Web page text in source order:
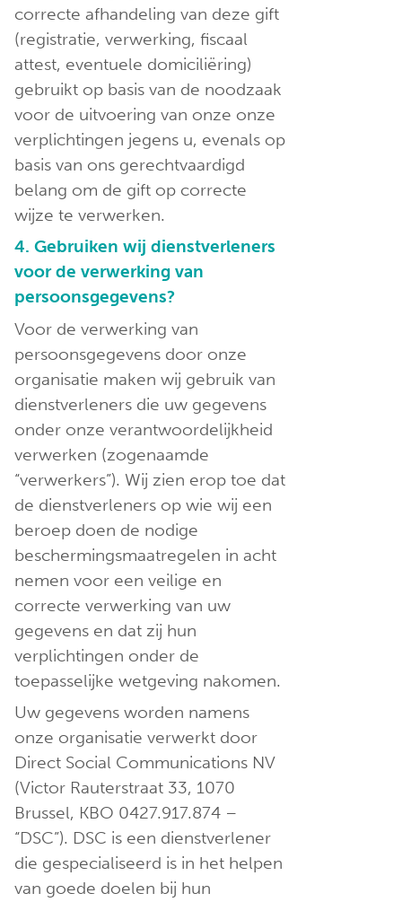
correcte afhandeling van deze gift
(registratie, verwerking, fiscaal
attest, eventuele domiciliëring)
gebruikt op basis van de noodzaak
voor de uitvoering van onze onze
verplichtingen jegens u, evenals op
basis van ons gerechtvaardigd
belang om de gift op correcte
wijze te verwerken.
4. Gebruiken wij dienstverleners
voor de verwerking van
persoonsgegevens?
Voor de verwerking van
persoonsgegevens door onze
organisatie maken wij gebruik van
dienstverleners die uw gegevens
onder onze verantwoordelijkheid
verwerken (zogenaamde
“verwerkers”). Wij zien erop toe dat
de dienstverleners op wie wij een
beroep doen de nodige
beschermingsmaatregelen in acht
nemen voor een veilige en
correcte verwerking van uw
gegevens en dat zij hun
verplichtingen onder de
toepasselijke wetgeving nakomen.
Uw gegevens worden namens
onze organisatie verwerkt door
Direct Social Communications NV
(Victor Rauterstraat 33, 1070
Brussel, KBO 0427.917.874 –
“DSC”). DSC is een dienstverlener
die gespecialiseerd is in het helpen
van goede doelen bij hun